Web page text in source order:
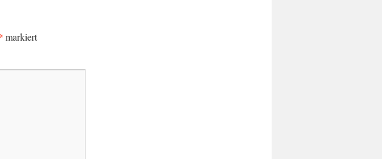
markiert